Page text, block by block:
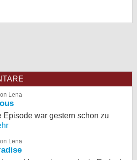
Lena
Episode war gestern schon zu
Lena